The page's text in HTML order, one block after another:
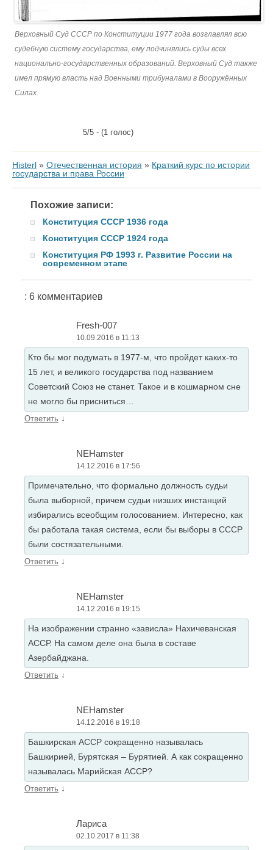
Верховный Суд СССР по Конституции 1977 года возглавлял всю
судебную систему государства, ему подчинялись суды всех
национально-государственных образований. Верховный Суд также
имел прямую власть над Военными трибуналами в Вооружённых
Силах.
5/5 - (1 голос)
Histerl » Отечественная история » Краткий курс по истории
государства и права России
Похожие записи:
Конституция СССР 1936 года
Конституция СССР 1924 года
Конституция РФ 1993 г. Развитие России на
современном этапе
: 6 комментариев
Fresh-007
10.09.2016 в 11:13
Кто бы мог подумать в 1977-м, что пройдет каких-то
15 лет, и великого государства под названием
Советский Союз не станет. Такое и в кошмарном сне
не могло бы присниться…
Ответить ↓
NEHamster
14.12.2016 в 17:56
Примечательно, что формально должность судьи
была выборной, причем судьи низших инстанций
избирались всеобщим голосованием. Интересно, как
бы работала такая система, если бы выборы в СССР
были состязательными.
Ответить ↓
NEHamster
14.12.2016 в 19:15
На изображении странно «зависла» Нахичеванская
АССР. На самом деле она была в составе
Азербайджана.
Ответить ↓
NEHamster
14.12.2016 в 19:18
Башкирская АССР сокращенно называлась
Башкирией, Бурятская – Бурятией. А как сокращенно
называлась Марийская АССР?
Ответить ↓
Лариса
02.10.2017 в 11:38